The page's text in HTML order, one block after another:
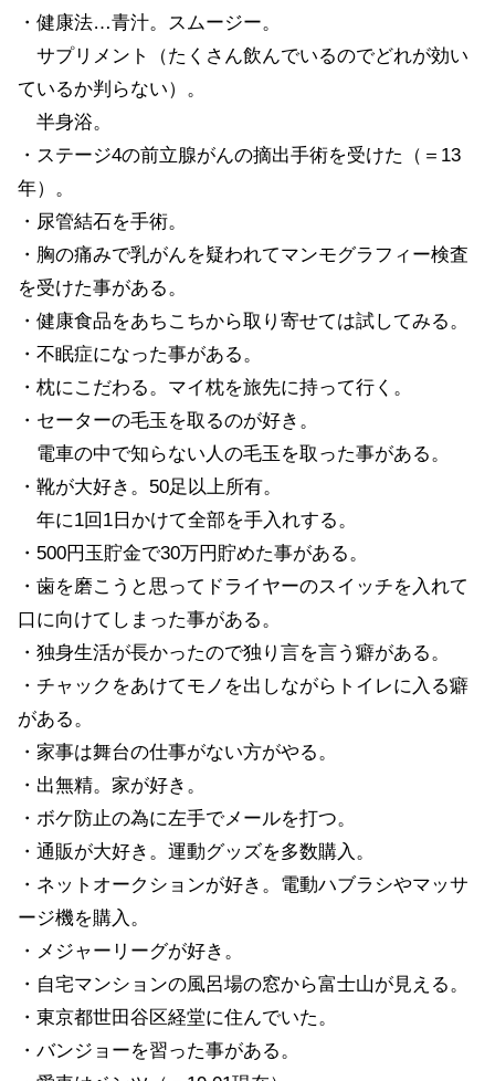
・健康法…青汁。スムージー。
サプリメント（たくさん飲んでいるのでどれが効い
ているか判らない）。
半身浴。
・ステージ4の前立腺がんの摘出手術を受けた（＝13
年）。
・尿管結石を手術。
・胸の痛みで乳がんを疑われてマンモグラフィー検査
を受けた事がある。
・健康食品をあちこちから取り寄せては試してみる。
・不眠症になった事がある。
・枕にこだわる。マイ枕を旅先に持って行く。
・セーターの毛玉を取るのが好き。
電車の中で知らない人の毛玉を取った事がある。
・靴が大好き。50足以上所有。
年に1回1日かけて全部を手入れする。
・500円玉貯金で30万円貯めた事がある。
・歯を磨こうと思ってドライヤーのスイッチを入れて
口に向けてしまった事がある。
・独身生活が長かったので独り言を言う癖がある。
・チャックをあけてモノを出しながらトイレに入る癖
がある。
・家事は舞台の仕事がない方がやる。
・出無精。家が好き。
・ボケ防止の為に左手でメールを打つ。
・通販が大好き。運動グッズを多数購入。
・ネットオークションが好き。電動ハブラシやマッサ
ージ機を購入。
・メジャーリーグが好き。
・自宅マンションの風呂場の窓から富士山が見える。
・東京都世田谷区経堂に住んでいた。
・バンジョーを習った事がある。